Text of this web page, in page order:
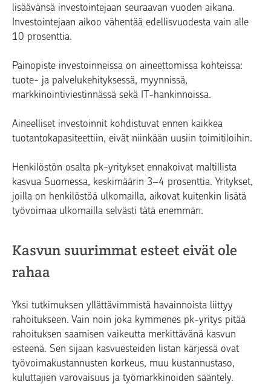
lisäävänsä investointejaan seuraavan vuoden aikana.
Investointejaan aikoo vähentää edellisvuodesta vain alle
10 prosenttia.
Painopiste investoinneissa on aineettomissa kohteissa:
tuote- ja palvelukehityksessä, myynnissä,
markkinointiviestinnässä sekä IT-hankinnoissa.
Aineelliset investoinnit kohdistuvat ennen kaikkea
tuotantokapasiteettiin, eivät niinkään uusiin toimitiloihin.
Henkilöstön osalta pk-yritykset ennakoivat maltillista
kasvua Suomessa, keskimäärin 3–4 prosenttia. Yritykset,
joilla on henkilöstöä ulkomailla, aikovat kuitenkin lisätä
työvoimaa ulkomailla selvästi tätä enemmän.
Kasvun suurimmat esteet eivät ole
rahaa
Yksi tutkimuksen yllättävimmistä havainnoista liittyy
rahoitukseen. Vain noin joka kymmenes pk-yritys pitää
rahoituksen saamisen vaikeutta merkittävänä kasvun
esteenä. Sen sijaan kasvuesteiden listan kärjessä ovat
työvoimakustannusten korkeus, muu kustannustaso,
kuluttajien varovaisuus ja työmarkkinoiden sääntely.